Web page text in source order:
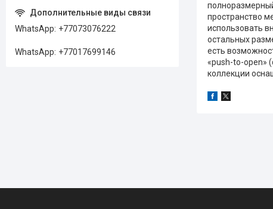
пространство
использовать
остальных
есть
«push-to-open»
коллекции
WhatsApp +77073076222
WhatsApp +77017699146